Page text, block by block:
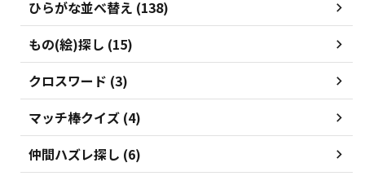
ひらがな並べ替え (138)
もの(絵)探し (15)
クロスワード (3)
マッチ棒クイズ (4)
仲間ハズレ探し (6)